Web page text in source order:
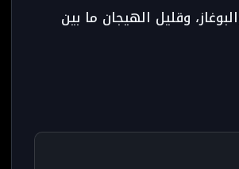
وقليل الهيجان ما بين